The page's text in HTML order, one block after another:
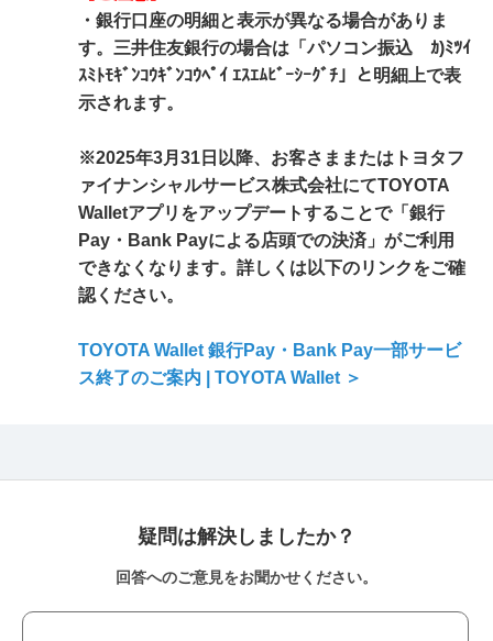
・銀行口座の明細と表示が異なる場合がありま
す。三井住友銀行の場合は「パソコン振込 ｶ)ﾐﾂｲ
ｽﾐﾄﾓｷﾞﾝｺｳｷﾞﾝｺｳﾍﾟｲ ｴｽｴﾑﾋﾞｰｼｰｸﾞﾁ」と明細上で表
示されます。
※2025年3月31日以降、お客さままたはトヨタフ
ァイナンシャルサービス株式会社にてTOYOTA
Walletアプリをアップデートすることで「銀行
Pay・Bank Payによる店頭での決済」がご利用
できなくなります。詳しくは以下のリンクをご確
認ください。
TOYOTA Wallet 銀行Pay・Bank Pay一部サービ
ス終了のご案内 | TOYOTA Wallet ＞
疑問は解決しましたか？
回答へのご意見をお聞かせください。